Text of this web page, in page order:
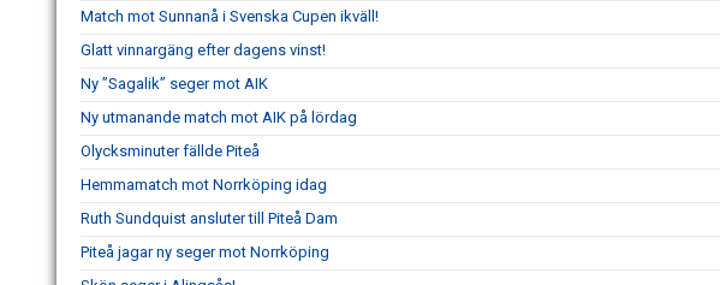
Match mot Sunnanå i Svenska Cupen ikväll!
Glatt vinnargäng efter dagens vinst!
Ny ”Sagalik” seger mot AIK
Ny utmanande match mot AIK på lördag
Olycksminuter fällde Piteå
Hemmamatch mot Norrköping idag
Ruth Sundquist ansluter till Piteå Dam
Piteå jagar ny seger mot Norrköping